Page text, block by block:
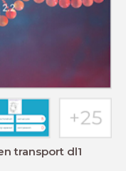
transport dl1